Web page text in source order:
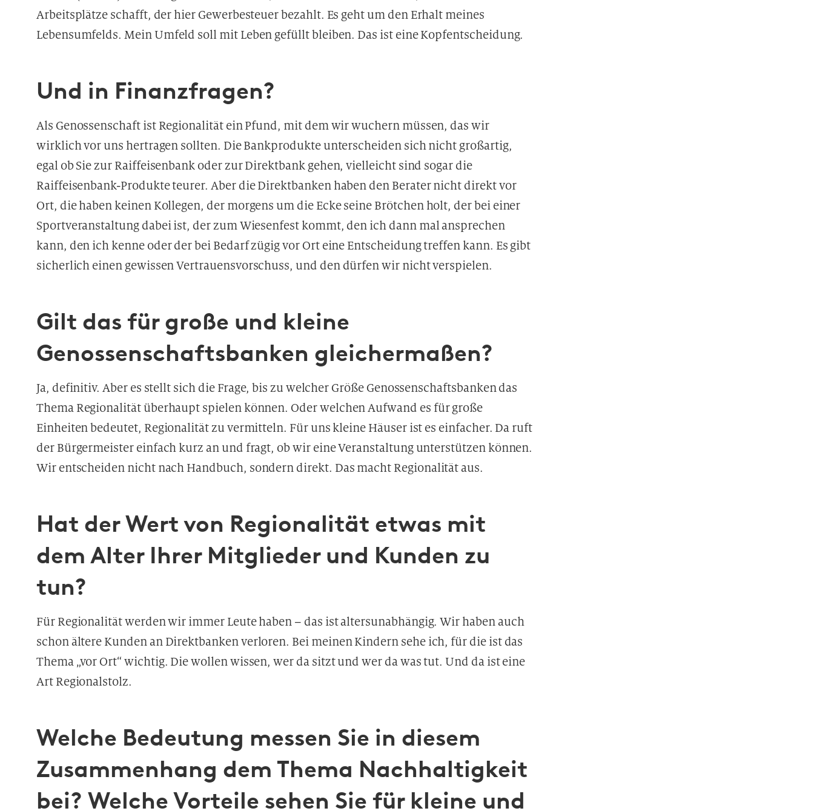
Arbeitsplätze schafft, der hier Gewerbesteuer bezahlt. Es geht um den Erhalt meines
Lebensumfelds. Mein Umfeld soll mit Leben gefüllt bleiben. Das ist eineKopfentscheidung.
Und in Finanzfragen?
Als Genossenschaft ist Regionalität ein Pfund, mit dem wir wuchern müssen, das wir
wirklich vor uns hertragen sollten. Die Bankprodukte unterscheiden sich nicht großartig,
egal ob Sie zur Raiffeisenbank oder zur Direktbank gehen, vielleicht sind sogar die
Raiffeisenbank-Produkte teurer. Aber die Direktbanken haben den Berater nicht direkt vor
Ort, die haben keinen Kollegen, der morgens um die Ecke seine Brötchen holt, der bei einer
Sportveranstaltung dabei ist, der zum Wiesenfest kommt, den ich dann mal ansprechen
kann, den ich kenne oder der bei Bedarf zügig vor Ort eine Entscheidung treffen kann. Es gibt
sicherlich einen gewissen Vertrauensvorschuss, und den dürfen wir nicht verspielen.
Gilt das für große und kleine
Genossenschaftsbanken gleichermaßen?
Ja, definitiv. Aber es stellt sich die Frage, bis zu welcher Größe Genossenschaftsbanken das
Thema Regionalität überhaupt spielen können. Oder welchen Aufwand es für große
Einheiten bedeutet, Regionalität zu vermitteln. Für uns kleine Häuser ist es einfacher. Da ruft
der Bürgermeister einfach kurz an und fragt, ob wir eine Veranstaltung unterstützen können.
Wir entscheiden nicht nach Handbuch, sondern direkt. Das macht Regionalitätaus.
Hat der Wert von Regionalität etwas mit
dem Alter Ihrer Mitglieder und Kunden zu
tun?
Für Regionalität werden wir immer Leute haben – das ist altersunabhängig. Wir haben auch
schon ältere Kunden an Direktbanken verloren. Bei meinen Kindern sehe ich, für die ist das
Thema „vor Ort“ wichtig. Die wollen wissen, wer da sitzt und wer da was tut. Und da ist eine
Art Regionalstolz.
Welche Bedeutung messen Sie in diesem
Zusammenhang dem Thema Nachhaltigkeit
bei? Welche Vorteile sehen Sie für kleine und